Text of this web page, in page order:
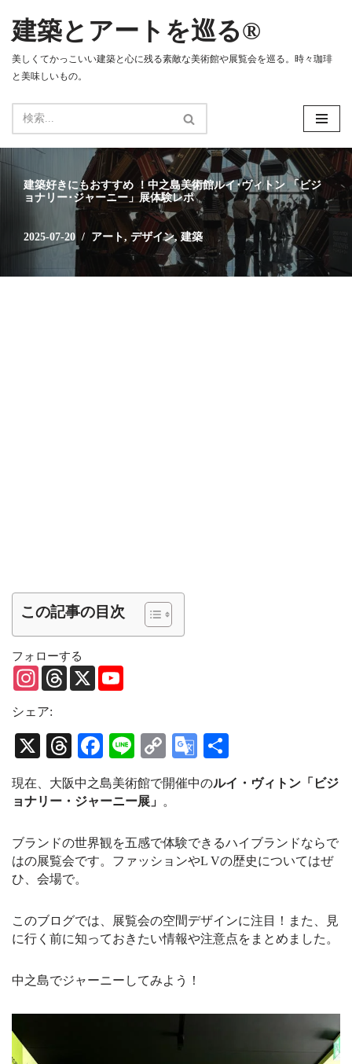
コ
ン
テ
ス
キ
建築とアートを巡る®
美しくてかっこいい建築と心に残る素敵な美術館や展覧会を巡る。時々珈琲
と美味しいもの。
建築好きにもおすすめ ！中之島美術館ルイ･ヴィトン 「ビジ
ョナリー･ジャーニー」展体験レポ
2025-07-20 アート, デザイン,建築
この記事の目次
フォローする
I
t
g
a
T
d
X
b
e
C
a
n
l
シェア:
X
T
hr
ea
Fa
ce
bo
Li
ne
C
op
y
nk
G
oo
gl
Tr
an
at
e
有
現在、大阪中之島美術館で開催中のルイ・ヴィトン「ビジ
ョナリー・ジャーニー展」 。
ブランドの世界観を五感で体験できるハイブランドならで
はの展覧会です。ファッションやL Vの歴史についてはぜ
ひ、会場で。
このブログでは、展覧会の空間デザインに注目！また、見
に行く前に知っておきたい情報や注意点をまとめました。
中之島でジャーニーしてみよう！